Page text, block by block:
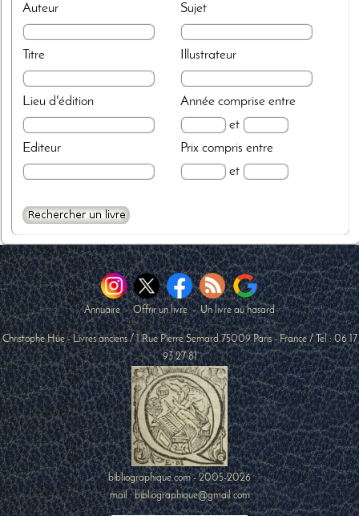
Auteur
Titre
Lieu d'édition
Editeur
Sujet
Illustrateur
Annéecomprise entre
et
Prixcompris entre
et
Annuaire-Offrir un livre-Un livre au hasard
Christophe Hüe - Livres anciens /1 Rue Pierre Semard 75009 Paris-France / Tel :06 17
93 27 81
bibliographique.com - 2005-2026
mail : bibliographique@gmail.com